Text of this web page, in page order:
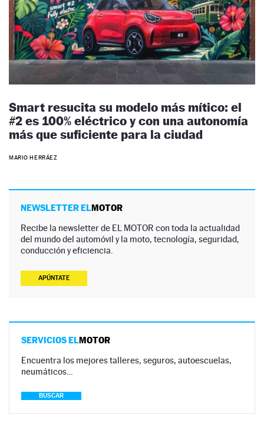
Smart resucita su modelo más mítico: el
#2 es 100% eléctrico y con una autonomía
más que suficiente para la ciudad
MARIO HERRÁEZ
NEWSLETTER ELMOTOR
Recibe la newsletter de EL MOTOR con toda la actualidad
del mundo del automóvil y la moto, tecnología, seguridad,
conducción y eficiencia.
APÚNTATE
SERVICIOS ELMOTOR
Encuentra los mejores talleres, seguros, autoescuelas,
neumáticos…
BUSCAR